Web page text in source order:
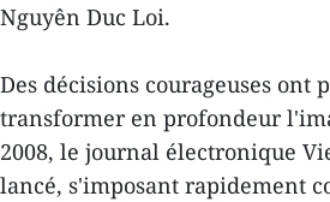
Nguyên Duc Loi.
Des décisions courageuses ont
transformer en profondeur
2008, le journal électronique
lancé, s'imposant rapidement